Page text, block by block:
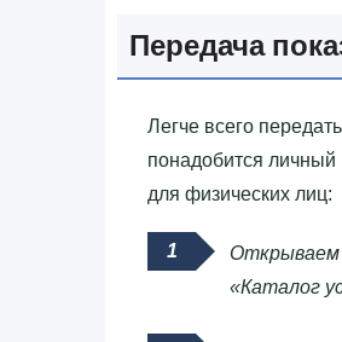
Передача
Легче всего
понадобится личный
для физических лиц:
«Каталог